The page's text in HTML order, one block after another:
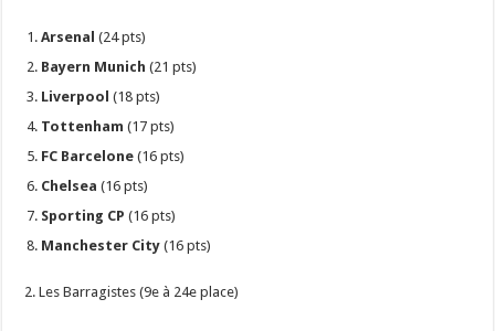
Arsenal (24 pts)
Bayern Munich (21 pts)
Liverpool (18 pts)
Tottenham (17 pts)
FC Barcelone (16 pts)
Chelsea (16 pts)
Sporting CP (16 pts)
Manchester City (16 pts)
​2. Les Barragistes (9e à 24e place)